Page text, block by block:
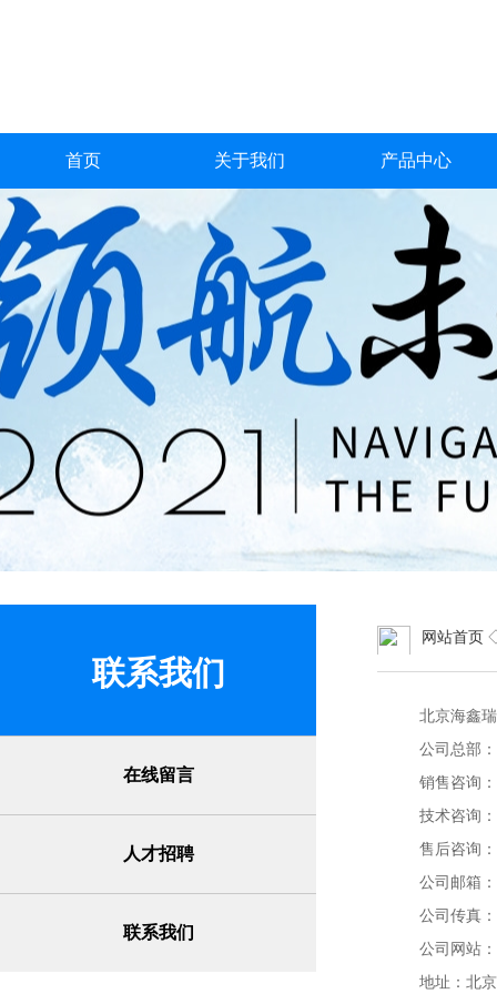
首页 关于我们 产品中心
联系我们
在线留言
人才招聘
联系我们
网站首页
北京海鑫
公司总部
销售咨询：
技术咨询
售后咨询
公司邮箱
公司传真
公司网站
地址：北